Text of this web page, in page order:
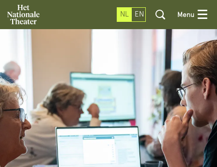
NL EN Menu